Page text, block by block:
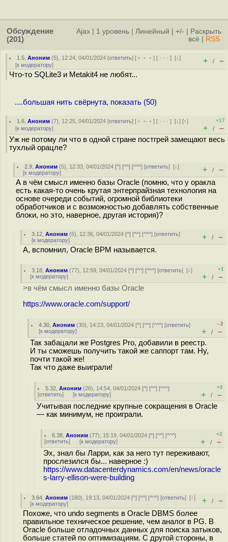
Обсуждение
(201)
Ajax 1 уровень Линейный +/-
Раскрыть
всё
RSS
1.5 ,Аноним (5), 12:24, 04/01/2024 [ответить] [ ﹢﹢﹢] [ · · ·][↓]
[к модератору] + / –
Что-то SQLite3 и Metakit4 не любят...
....большая нить свёрнута, показать (50)
1.6 ,Аноним (7), 12:25, 04/01/2024 [ответить] [ ﹢﹢﹢] [ · · ·][↓] [↑]
[к модератору]
+17
+ / –
Уж не потому ли что в одной стране постгрей замещают весь
тухлый орацле?
2.9 ,Аноним (5), 12:33, 04/01/2024 [^] [^^] [^^^] [ответить][↓]
[к модератору] + / –
А в чём смысл именно базы Oracle (помню, что у оракла
есть какая-то очень крутая энтерпрайзная технология на
основе очереди событий, огромной библиотеки
обработчиков и с возможностью добавлять собственные
блоки, но это, наверное, другая история)?
3.12 ,Аноним (5), 12:36, 04/01/2024 [^] [^^] [^^^] [ответить]
[к модератору] + / –
А, вспомнил, Oracle BPM называется.
3.18 ,Аноним (77), 12:59, 04/01/2024 [^] [^^] [^^^] [ответить][↓]
[к модератору]
+1
+ / –
>в чём смысл именно базы Oracle
https://www.oracle.com/support/
4.30 ,Аноним (30), 14:23, 04/01/2024 [^] [^^] [^^^] [ответить]
[к модератору]
–2
+ / –
Так забацали же Postgres Pro, добавили в реестр.
И ты сможешь получить такой же саппорт там. Ну,
почти такой же!
Так что даже выиграли!
5.32 ,Аноним (26), 14:54, 04/01/2024 [^] [^^] [^^^]
[ответить] [к модератору]
+2
+ / –
Учитывая последние крупные сокращения в Oracle
— как минимум, не проиграли.
6.38 ,Аноним (77), 15:19, 04/01/2024 [^] [^^] [^^^]
[ответить] [к модератору]
+2
+ / –
Эх, знал бы Ларри, как за него тут переживают,
прослезился бы... наверное :)
https://www.datacenterdynamics.com/en/news/oracle
s-larry-ellison-were-building
3.64 ,Аноним (180), 19:13, 04/01/2024 [^] [^^] [^^^] [ответить][↑]
[к модератору] + / –
Похоже, что undo segments в Oracle DBMS более
правильное техническое решение, чем аналог в PG. В
Oracle больше отладочных данных для поиска затыков,
больше статей по оптимизациям. С другой стороны, в